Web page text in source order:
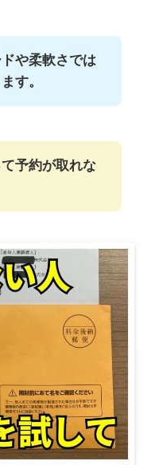
や柔軟さでは
す。
予約が取れな